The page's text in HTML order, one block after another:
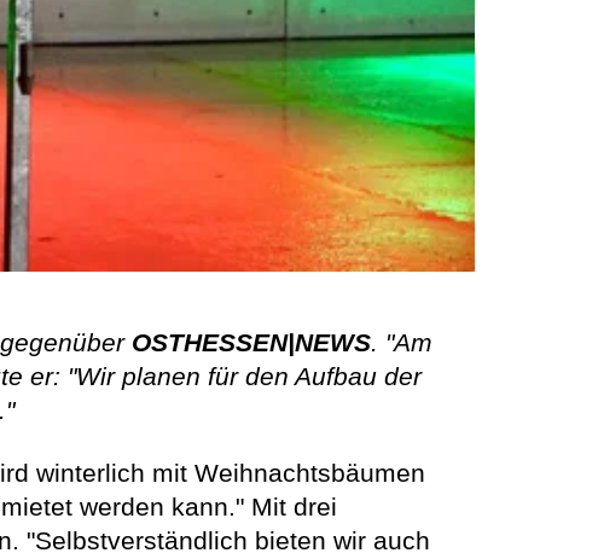
OSTHESSEN|NEWS. "Am
er: "Wir planen für den Aufbau der
winterlich mit Weihnachtsbäumen
werden kann." Mit drei
"Selbstverständlich bieten wir auch